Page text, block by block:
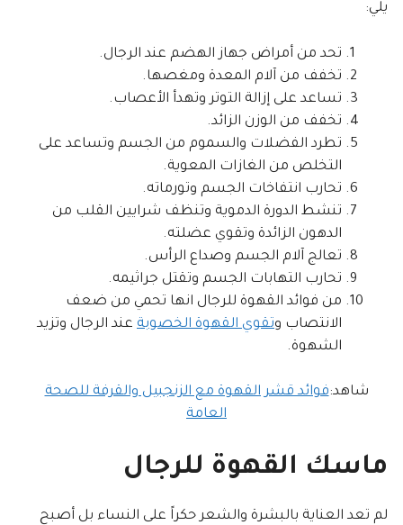
يلي:
تحد من أمراض جهاز الهضم عند الرجال.
تخفف من آلام المعدة ومغصها.
تساعد على إزالة التوتر وتهدأ الأعصاب.
تخفف من الوزن الزائد.
تطرد الفضلات والسموم من الجسم وتساعد على
التخلص من الغازات المعوية.
تحارب انتفاخات الجسم وتورماته.
تنشط الدورة الدموية وتنظف شرايين القلب من
الدهون الزائدة وتقوي عضلته.
تعالج آلام الجسم وصداع الرأس.
تحارب التهابات الجسم وتقتل جراثيمه.
من فوائد القهوة للرجال انها تحمي من ضعف
الانتصاب وتقوي القهوة الخصوبة عند الرجال وتزيد
الشهوة.
شاهد:فوائد قشر القهوة مع الزنجبيل والقرفة للصحة
العامة
ماسك القهوة للرجال
لم تعد العناية بالبشرة والشعر حكراً على النساء بل أصبح